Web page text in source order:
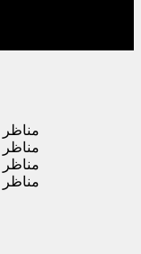
458 مناظر
434 مناظر
475 مناظر
517 مناظر